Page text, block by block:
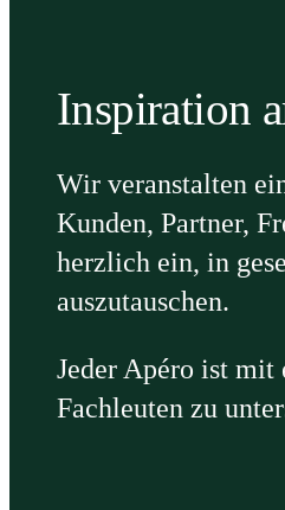
Inspiration
Wir veranstalten
Kunden, Partner,
herzlich ein, in
auszutauschen.
Jeder Apéro ist mit
Fachleuten zu